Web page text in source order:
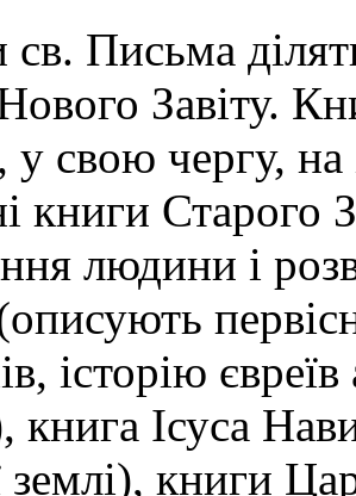
Письма
Завіту.
у свою чергу, на
книги Старого
людини і
історію
книга Ісуса
землі), книги